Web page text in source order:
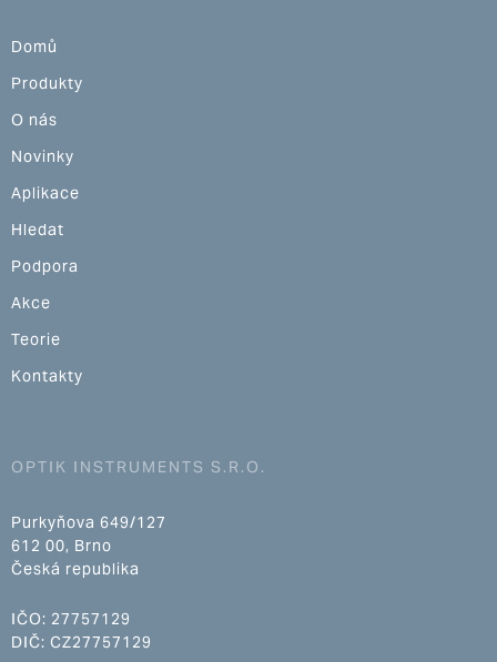
Domů
Produkty
O nás
Novinky
Aplikace
Hledat
Podpora
Akce
Teorie
Kontakty
OPTIK INSTRUMENTS S.R.O.
Purkyňova 649/127
612 00, Brno
Česká republika
IČO: 27757129
DIČ: CZ27757129